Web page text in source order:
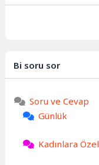
Bi soru sor
Soru ve Cevap
Günlük
Kadınlara Özel